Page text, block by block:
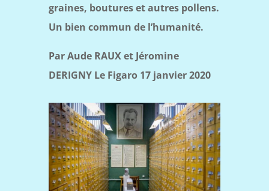
graines, boutures et autres pollens.
Un bien commun de l’humanité.
Par Aude RAUX et Jéromine
DERIGNY Le Figaro 17 janvier 2020